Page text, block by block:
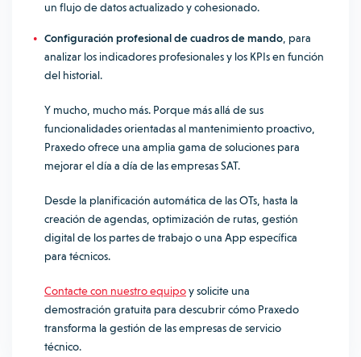
un flujo de datos actualizado y cohesionado.
Configuración profesional de cuadros de mando , para
analizar los indicadores profesionales y los KPIs en función
del historial.
Y mucho, mucho más. Porque más allá de sus
funcionalidades orientadas al mantenimiento proactivo,
Praxedo ofrece una amplia gama de soluciones para
mejorar el día a día de las empresas SAT.
Desde la planificación automática de las OTs, hasta la
creación de agendas, optimización de rutas, gestión
digital de los partes de trabajo o una App específica
para técnicos.
Contacte con nuestro equipoy solicite una
demostración gratuita para descubrir cómo Praxedo
transforma la gestión de las empresas de servicio
técnico.